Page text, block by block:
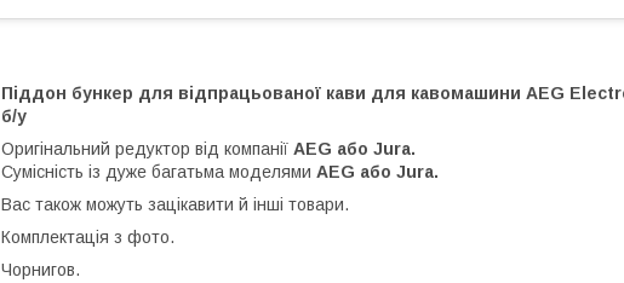
Піддон бункер для відпрацьованої кави для кавомашини AEG
б/у
Оригінальний редуктор від компанії AEG або Jura.
Сумісність із дуже багатьма моделями AEG або Jura.
Вас також можуть зацікавити й інші товари.
Комплектація з фото.
Чорнигов.